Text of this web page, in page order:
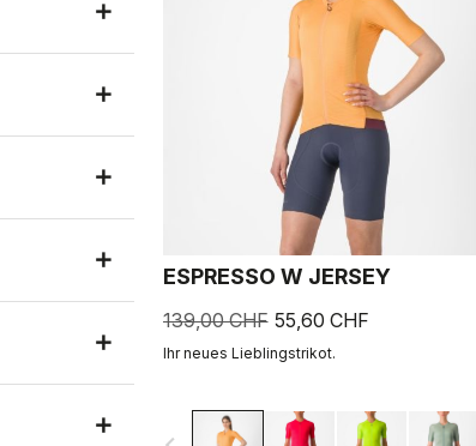
ESPRESSO W JERSEY
139,00 CHF 55,60 CHF
Ihr neues Lieblingstrikot.